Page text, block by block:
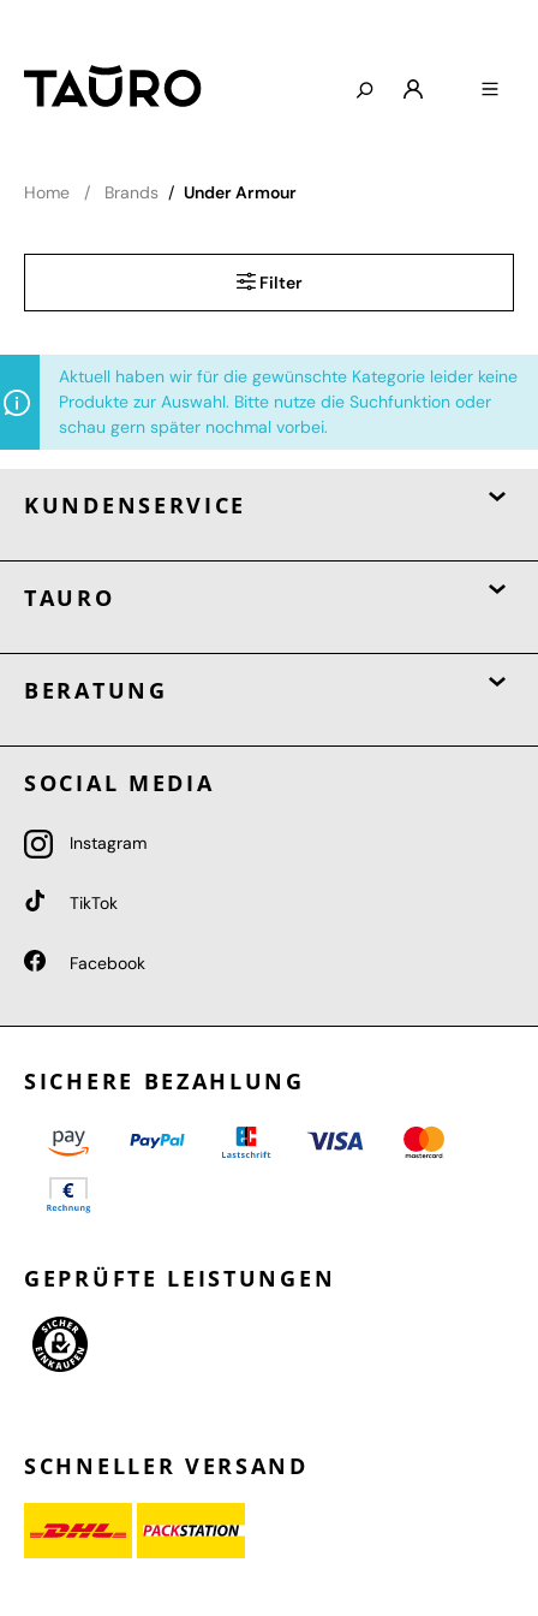
Home Brands / Under Armour
Filter
Aktuell haben wir für die gewünschte Kategorie leider keine
Produkte zur Auswahl. Bitte nutze die Suchfunktion oder
schau gern später nochmal vorbei.
KUNDENSERVICE
TAURO
BERATUNG
SOCIAL MEDIA
Instagram
TikTok
Facebook
SICHERE BEZAHLUNG
GEPRÜFTE LEISTUNGEN
SCHNELLER VERSAND